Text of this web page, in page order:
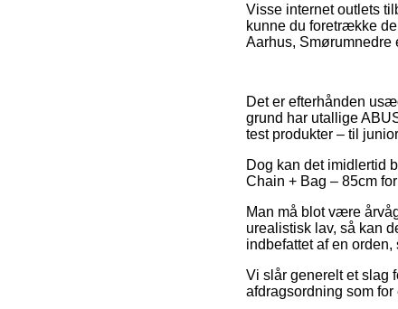
Visse internet outlets
kunne du foretrække
Aarhus,
Det er efterhånden
grund har utallige
test produkter – til
Dog kan det imidlertid
Chain + Bag – 85cm
Man må blot være
urealistisk lav, så kan
indbefattet af en
Vi slår generelt et slag
afdragsordning som